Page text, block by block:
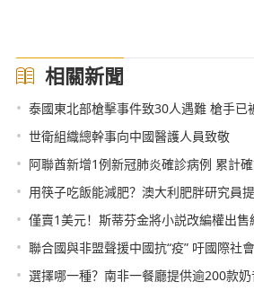
相關新聞
• 泰國東北部槍擊事件致30人遇難 槍手已
• 世衛組織總幹事向中國醫護人員致敬
• 阿聯酋新增1例新冠肺炎確診病例 累計
• 用筷子吃飯能減肥？澳大利肥胖研究員
• 僅賣1美元！斯蒂芬金將小説改編權出售
• 聯合國與非盟聲援中國抗“疫” 吁國際社
• 選擇哪一種？南非一餐廳提供逾200款